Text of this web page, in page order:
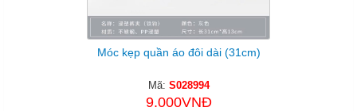
Móc kẹp quần áo đôi dài (31cm)
Mã: S028994
9.000VNĐ